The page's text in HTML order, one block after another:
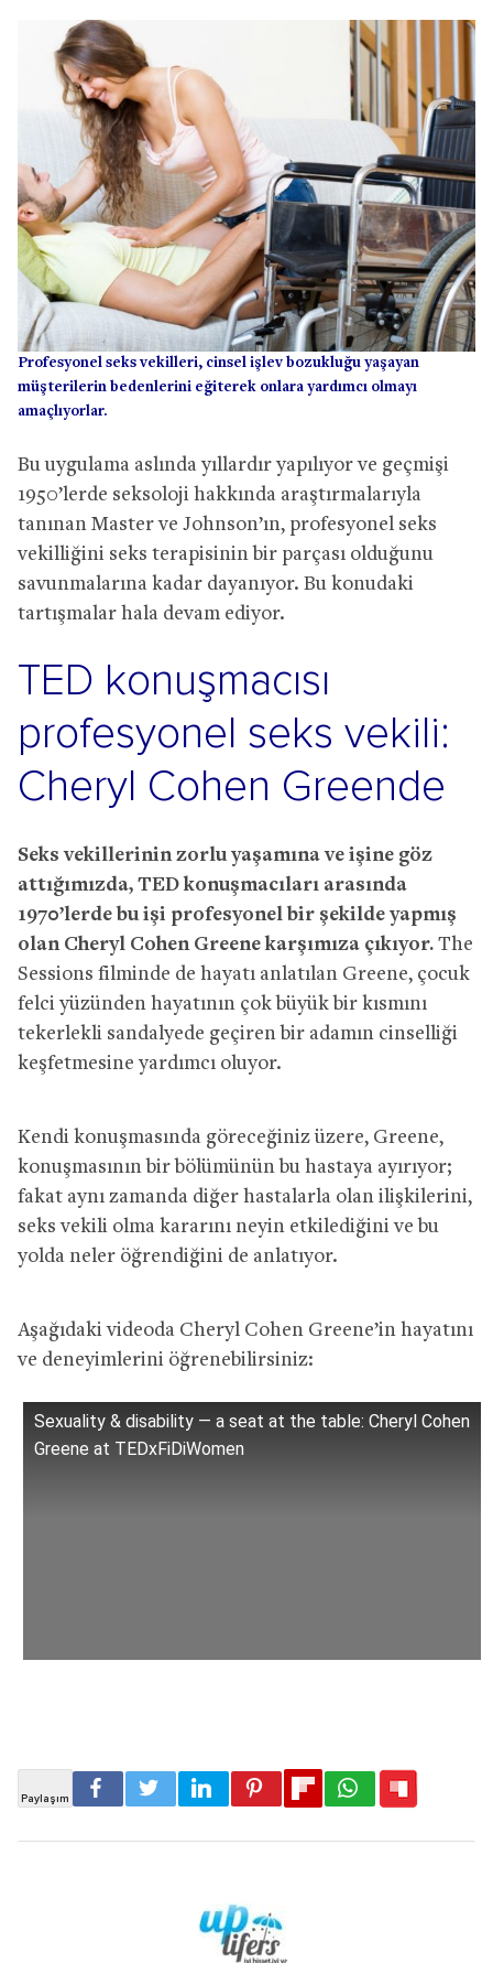
Profesyonel seks vekilleri, cinsel işlev bozukluğu yaşayan
müşterilerin bedenlerini eğiterek onlara yardımcı olmayı
amaçlıyorlar.
Bu uygulama aslında yıllardır yapılıyor ve geçmişi
1950’lerde seksoloji hakkında araştırmalarıyla
tanınan Master ve Johnson’ın, profesyonel seks
vekilliğini seks terapisinin bir parçası olduğunu
savunmalarına kadar dayanıyor. Bu konudaki
tartışmalar hala devam ediyor.
TED konuşmacısı
profesyonel seks vekili:
Cheryl Cohen Greende
Seks vekillerinin zorlu yaşamına ve işine göz
attığımızda, TED konuşmacıları arasında
1970’lerde bu işi profesyonel bir şekilde yapmış
olan Cheryl Cohen Greene karşımıza çıkıyor. The
Sessions filminde de hayatı anlatılan Greene, çocuk
felci yüzünden hayatının çok büyük bir kısmını
tekerlekli sandalyede geçiren bir adamın cinselliği
keşfetmesine yardımcı oluyor.
Kendi konuşmasında göreceğiniz üzere, Greene,
konuşmasının bir bölümünün bu hastaya ayırıyor;
fakat aynı zamanda diğer hastalarla olan ilişkilerini,
seks vekili olma kararını neyin etkilediğini ve bu
yolda neler öğrendiğini de anlatıyor.
Aşağıdaki videoda Cheryl Cohen Greene’in hayatını
ve deneyimlerini öğrenebilirsiniz:
Sexuality & disability — a seat at the table: Cheryl Cohen
Greene at TEDxFiDiWomen